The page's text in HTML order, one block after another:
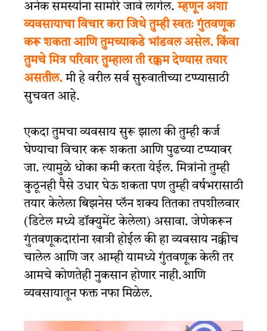
अनेक समस्यांना सामोरे जावे लागेल.म्हणून अशा
व्यवसायाचा विचार करा जिथे तुम्ही स्वतः गुंतवणूक
करू शकता आणि तुमच्याकडे भांडवल असेल. किंवा
तुमचे मित्र परिवार तुम्हाला ती रक्कम देण्यास तयार
असतील. मी हे वरील सर्व सुरुवातीच्या टप्प्यासाठी
सुचवत आहे.
एकदा तुमचा व्यवसाय सुरू झाला की तुम्ही कर्ज
घेण्याचा विचार करू शकता आणि पुढच्या टप्प्यावर
जा. त्यामुळे धोका कमी करता येईल. मित्रांनो तुम्ही
कुठूनही पैसे उधार घेऊ शकता पण तुम्ही वर्षभरासाठी
तयार केलेला बिझनेस प्लॅन शक्य तितका तपशीलवार
(डिटेल मध्ये डॉक्युमेंट केलेला) असावा. जेणेकरून
गुंतवणूकदारांना खात्री होईल की हा व्यवसाय नक्कीच
चालेल आणि जर आम्ही यामध्ये गुंतवणूक केली तर
आमचे कोणतेही नुकसान होणार नाही.आणि
व्यवसायातून फक्त नफा मिळेल.